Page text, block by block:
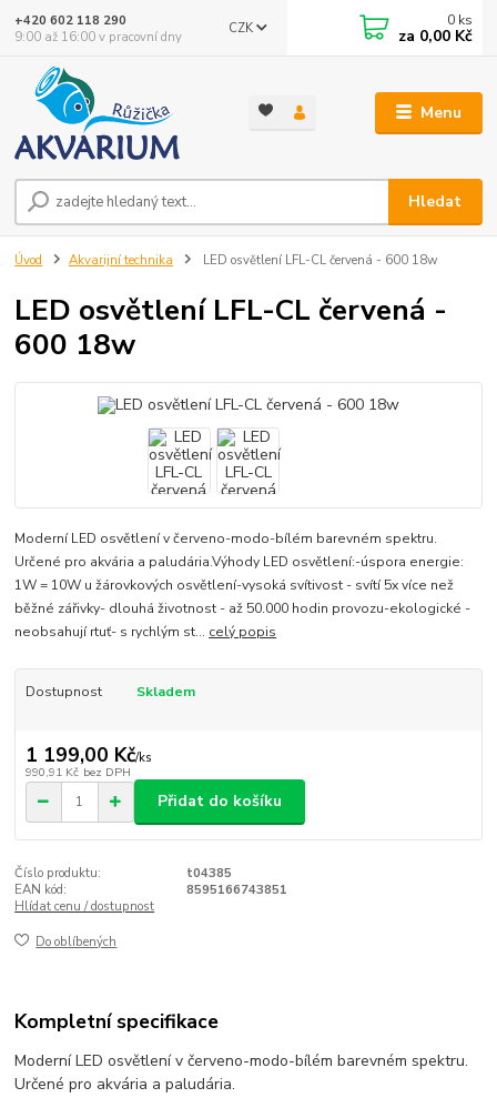
Menu
CZK
Hledat
+420 602 118 290
9:00 až 16:00 v pracovní dny
0 ks
za 0,00 Kč
Úvod Akvarijní technika LED osvětlení LFL-CL červená - 600 18w
LED osvětlení LFL-CL červená -
600 18w
Moderní LED osvětlení v červeno-modo-bílém barevném spektru.
Určené pro akvária a paludária.Výhody LED osvětlení:-úspora energie:
1W = 10W u žárovkových osvětlení-vysoká svítivost - svítí 5x více než
běžné zářivky- dlouhá životnost - až 50.000 hodin provozu-ekologické -
neobsahují rtuť- s rychlým st... celý popis
Dostupnost Skladem
1 199,00 Kč/ks
990,91 Kč bez DPH
Přidat do košíku
Číslo produktu:
t04385
EAN kód:
8595166743851
Hlídat cenu / dostupnost
Do oblíbených
Kompletní specifikace
Moderní LED osvětlení v červeno-modo-bílém barevném spektru.
Určené pro akvária a paludária.